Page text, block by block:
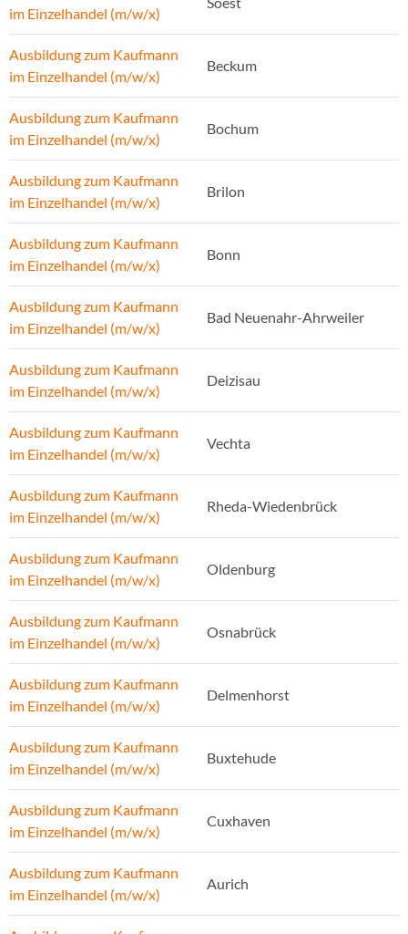
im Einzelhandel (m/w/x)
Ausbildung zum Kaufmann
im Einzelhandel (m/w/x)
Beckum
Ausbildung zum Kaufmann
im Einzelhandel (m/w/x)
Bochum
Ausbildung zum Kaufmann
im Einzelhandel (m/w/x)
Brilon
Ausbildung zum Kaufmann
im Einzelhandel (m/w/x)
Bonn
Ausbildung zum Kaufmann
im Einzelhandel (m/w/x)
Bad Neuenahr-Ahrweiler
Ausbildung zum Kaufmann
im Einzelhandel (m/w/x)
Deizisau
Ausbildung zum Kaufmann
im Einzelhandel (m/w/x)
Vechta
Ausbildung zum Kaufmann
im Einzelhandel (m/w/x)
Rheda-Wiedenbrück
Ausbildung zum Kaufmann
im Einzelhandel (m/w/x)
Oldenburg
Ausbildung zum Kaufmann
im Einzelhandel (m/w/x)
Osnabrück
Ausbildung zum Kaufmann
im Einzelhandel (m/w/x)
Delmenhorst
Ausbildung zum Kaufmann
im Einzelhandel (m/w/x)
Buxtehude
Ausbildung zum Kaufmann
im Einzelhandel (m/w/x)
Cuxhaven
Ausbildung zum Kaufmann
im Einzelhandel (m/w/x)
Aurich